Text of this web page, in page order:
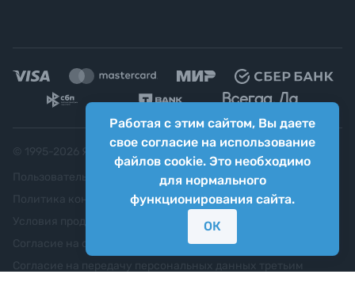
Работая с этим сайтом, Вы даете
свое согласие на использование
файлов cookie. Это необходимо
для нормального
функционирования сайта.
ОК
Яркий фотомаркет ("Яркий Мир")
Пользовательское соглашение
Политика конфиденциальности
Согласие на обработку персональных данных
Согласие на передачу персональных данных третьим